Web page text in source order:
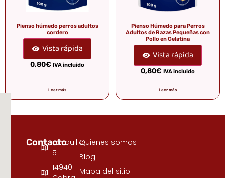
Pienso húmedo perros adultos
cordero
Vista rápida
0,80€ IVA incluido
Leer más
Pienso Húmedo para Perros
Adultos de Razas Pequeñas con
Pollo en Gelatina
Vista rápida
0,80€ IVA incluido
Leer más
ContactoJunquillo,
5
14940
Quienes somos
Blog
Mapa del sitio